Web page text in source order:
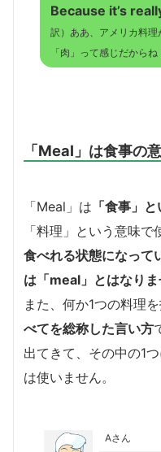
Because it’s
訳）ああ、アメリカ料理
「肉」って感じだからね
「Meal」は食事の
「Meal」は 「食事」
「料理」という意味で
食べれる状態になって
は「meal」とはなりま
また、何か1つの料理
べてを総称した言い方
出てきて、その中の1
は使いません。
Aさん